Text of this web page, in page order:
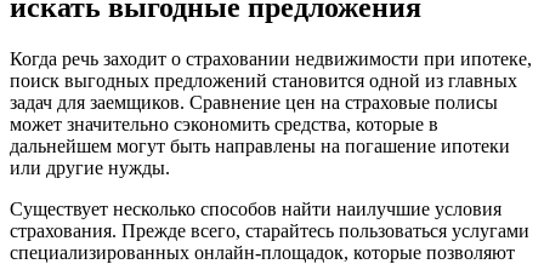
искать выгодные предложения
Когда речь заходит о страховании недвижимости при ипотеке,
поиск выгодных предложений становится одной из главных
задач для заемщиков. Сравнение цен на страховые полисы
может значительно сэкономить средства, которые в
дальнейшем могут быть направлены на погашение ипотеки
или другие нужды.
Существует несколько способов найти наилучшие условия
страхования. Прежде всего, старайтесь пользоваться услугами
специализированных онлайн-площадок, которые позволяют